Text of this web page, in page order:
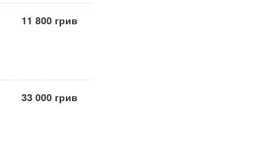
11 800 грив
33 000 грив